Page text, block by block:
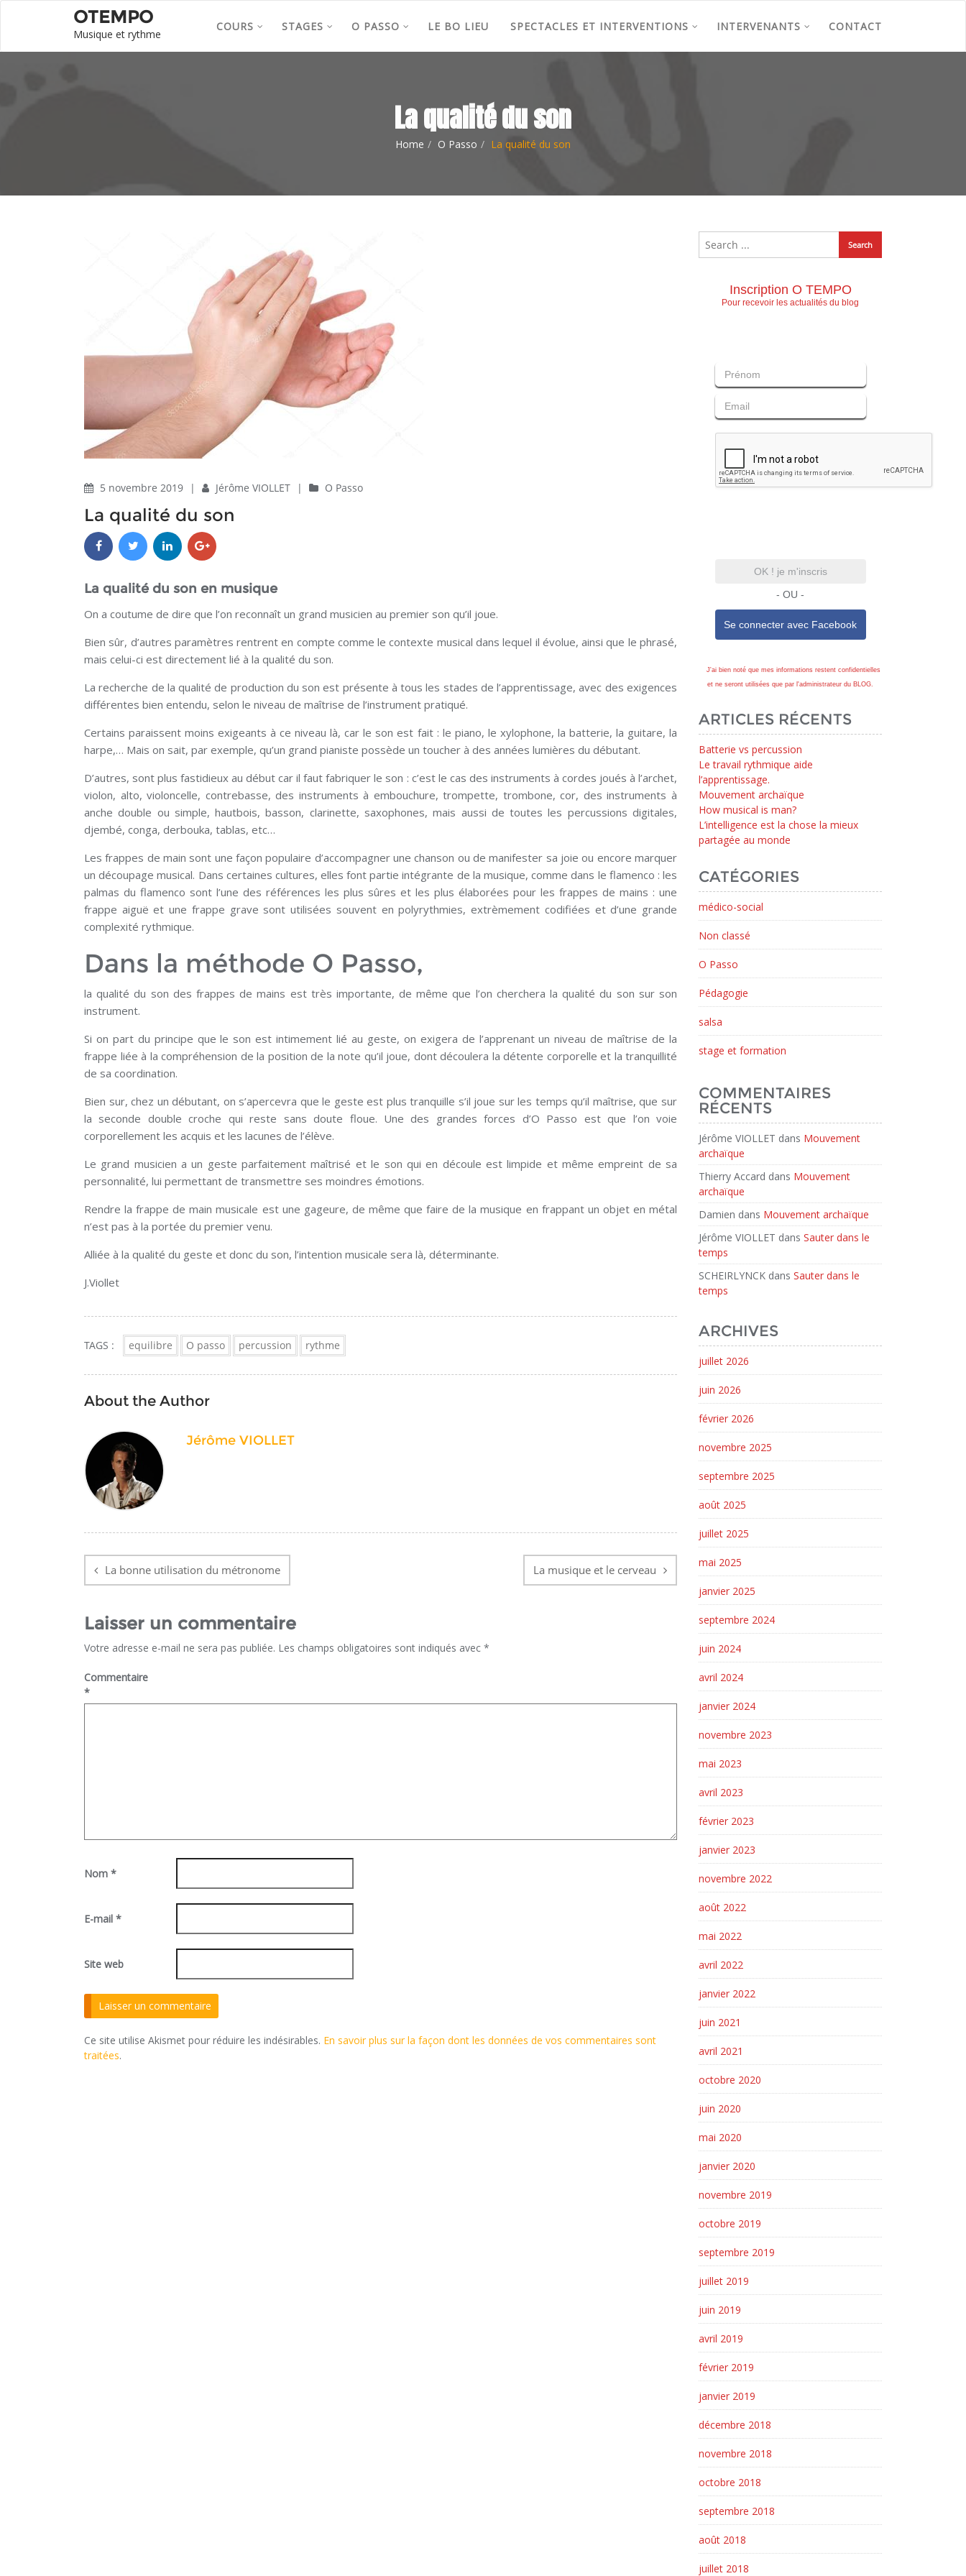
OTEMPO
Musique et rythme
COURS STAGES O PASSO LE BO LIEU SPECTACLES ET INTERVENTIONS INTERVENANTS CONTACT
La qualité du son
Home O Passo La qualité du son
5 novembre 2019 | Jérôme VIOLLET | O Passo
La qualité du son
La qualité du son en musique
On a coutume de dire que l’on reconnaît un grand musicien au premier son qu’il joue.
Bien sûr, d’autres paramètres rentrent en compte comme le contexte musical dans lequel il évolue, ainsi que le phrasé,
mais celui-ci est directement lié à la qualité du son.
La recherche de la qualité de production du son est présente à tous les stades de l’apprentissage, avec des exigences
différentes bien entendu, selon le niveau de maîtrise de l’instrument pratiqué.
Certains paraissent moins exigeants à ce niveau là, car le son est fait : le piano, le xylophone, la batterie, la guitare, la
harpe,… Mais on sait, par exemple, qu’un grand pianiste possède un toucher à des années lumières du débutant.
D’autres, sont plus fastidieux au début car il faut fabriquer le son : c’est le cas des instruments à cordes joués à l’archet,
violon, alto, violoncelle, contrebasse, des instruments à embouchure, trompette, trombone, cor, des instruments à
anche double ou simple, hautbois, basson, clarinette, saxophones, mais aussi de toutes les percussions digitales,
djembé, conga, derbouka, tablas, etc…
Les frappes de main sont une façon populaire d’accompagner une chanson ou de manifester sa joie ou encore marquer
un découpage musical. Dans certaines cultures, elles font partie intégrante de la musique, comme dans le flamenco : les
palmas du flamenco sont l’une des références les plus sûres et les plus élaborées pour les frappes de mains : une
frappe aiguë et une frappe grave sont utilisées souvent en polyrythmies, extrèmement codifiées et d’une grande
complexité rythmique.
Dans la méthode O Passo,
la qualité du son des frappes de mains est très importante, de même que l’on cherchera la qualité du son sur son
instrument.
Si on part du principe que le son est intimement lié au geste, on exigera de l’apprenant un niveau de maîtrise de la
frappe liée à la compréhension de la position de la note qu’il joue, dont découlera la détente corporelle et la tranquillité
de sa coordination.
Bien sur, chez un débutant, on s’apercevra que le geste est plus tranquille s’il joue sur les temps qu’il maîtrise, que sur
la seconde double croche qui reste sans doute floue. Une des grandes forces d’O Passo est que l’on voie
corporellement les acquis et les lacunes de l’élève.
Le grand musicien a un geste parfaitement maîtrisé et le son qui en découle est limpide et même empreint de sa
personnalité, lui permettant de transmettre ses moindres émotions.
Rendre la frappe de main musicale est une gageure, de même que faire de la musique en frappant un objet en métal
n’est pas à la portée du premier venu.
Alliée à la qualité du geste et donc du son, l’intention musicale sera là, déterminante.
J.Viollet
TAGS : equilibre O passo percussion rythme
About the Author
Jérôme VIOLLET
deLa bonne utilisation du métronome La musique et le cerveau
Laisser un commentaire
Votre adresse e-mail ne sera pas publiée. Les champs obligatoires sont indiqués avec *
Commentaire
*
Nom *
E-mail *
Site web
Ce site utilise Akismet pour réduire les indésirables. En savoir plus sur la façon dont les données de vos commentaires sont
traitées.
Inscription O TEMPO
Pour recevoir les actualités du blog
OK ! je m'inscris
- OU -
Se connecter avec Facebook
J'ai bien noté que mes informations restent confidentielles
et ne seront utilisées que par l'administrateur du BLOG.
ARTICLES RÉCENTS
Batterie vs percussion
Le travail rythmique aide
l’apprentissage.
Mouvement archaïque
How musical is man?
L’intelligence est la chose la mieux
partagée au monde
CATÉGORIES
médico-social
Non classé
O Passo
Pédagogie
salsa
stage et formation
COMMENTAIRES
RÉCENTS
Jérôme VIOLLET dans Mouvement
archaïque
Thierry Accard dans Mouvement
archaïque
Damien dans Mouvement archaïque
Jérôme VIOLLET dans Sauter dans le
temps
SCHEIRLYNCK dans Sauter dans le
temps
ARCHIVES
juillet 2026
juin 2026
février 2026
novembre 2025
septembre 2025
août 2025
juillet 2025
mai 2025
janvier 2025
septembre 2024
juin 2024
avril 2024
janvier 2024
novembre 2023
mai 2023
avril 2023
février 2023
janvier 2023
novembre 2022
août 2022
mai 2022
avril 2022
janvier 2022
juin 2021
avril 2021
octobre 2020
juin 2020
mai 2020
janvier 2020
novembre 2019
octobre 2019
septembre 2019
juillet 2019
juin 2019
avril 2019
février 2019
janvier 2019
décembre 2018
novembre 2018
octobre 2018
septembre 2018
août 2018
juillet 2018